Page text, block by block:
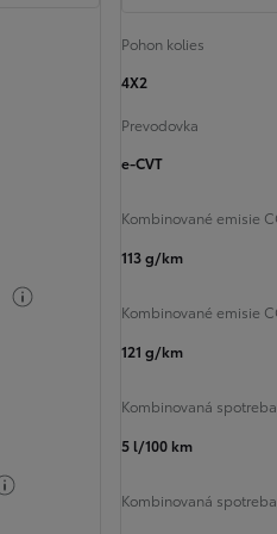
Pohon kolies
4X2
Prevodovka
e‑CVT
Kombinované emisie
113 g/km
Kombinované emisie
121 g/km
Kombinovaná spotreba
5 l/100 km
Kombinovaná spotreba